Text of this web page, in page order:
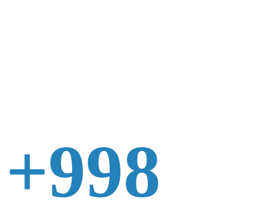
+998